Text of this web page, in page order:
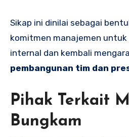
Sikap ini dinilai sebagai
komitmen manajemen untuk
internal dan kembali
pembangunan tim dan
Pihak Terkait
Bungkam